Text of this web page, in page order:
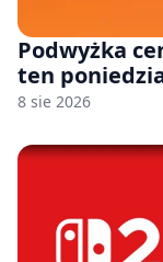
Podwyżka
ten
8 sie 2026